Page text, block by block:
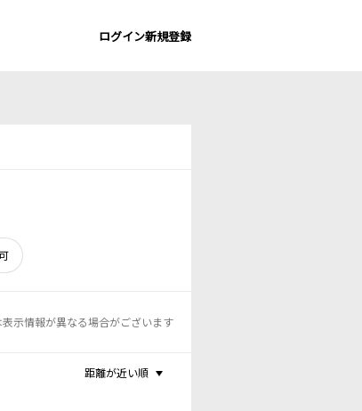
ログイン新規登録
示情報が異なる場合がございます
距離が近い順